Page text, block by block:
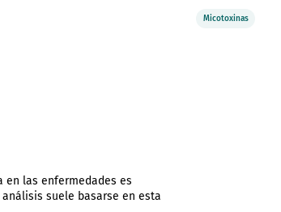
en las enfermedades es
suele basarse en esta
Micotoxinas